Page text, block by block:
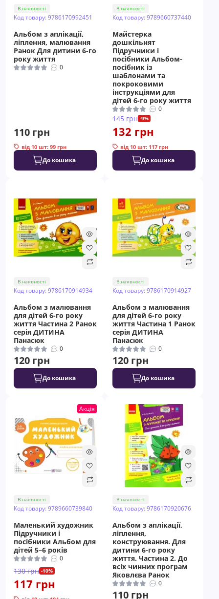
В наявності
Код товару: 9786170992451
Альбом з аплікації,
ліплення, малювання
Ранок Для дитини 6-го
року життя
0
110 грн
від 10 шт: 99 грн
До кошика
В наявності
Код товару: 9789660737440
Майстерка
дошкільнят
Підручники і
посібники Альбом-
посібник із
шаблонами та
покроковими
інструкціями для
дітей 6-го року життя
0
145 грн -9%
132 грн
від 10 шт: 117 грн
До кошика
В наявності
Код товару: 9786170914934
Альбом з малювання
для дітей 6-го року
життя Частина 2 Ранок
серія ДИТИНА
Панасюк
0
120 грн
До кошика
В наявності
Код товару: 9786170914927
Альбом з малювання
для дітей 6-го року
життя Частина 1 Ранок
серія ДИТИНА
Панасюк
0
120 грн
До кошика
Акція
В наявності
Код товару: 9789660739840
Маленький художник
Пiдручники i
посiбники Альбом для
дітей 5–6 років
0
130 грн -10%
117 грн
В наявності
Код товару: 9786170920676
Альбом з аплікації,
ліплення,
конструювання. Для
дитини 6-го року
життя. Частина 2. До
всіх чинних програм
Яковлєва Ранок
0
110 грн